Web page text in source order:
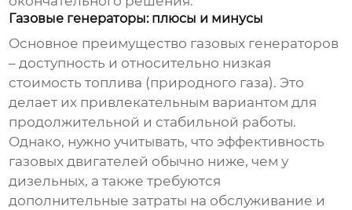
Газовые генераторы: плюсы и минусы
Основное преимущество газовых генераторов
– доступность и относительно низкая
стоимость топлива (природного газа). Это
делает их привлекательным вариантом для
продолжительной и стабильной работы.
Однако, нужно учитывать, что эффективность
газовых двигателей обычно ниже, чем у
дизельных, а также требуются
дополнительные затраты на обслуживание и